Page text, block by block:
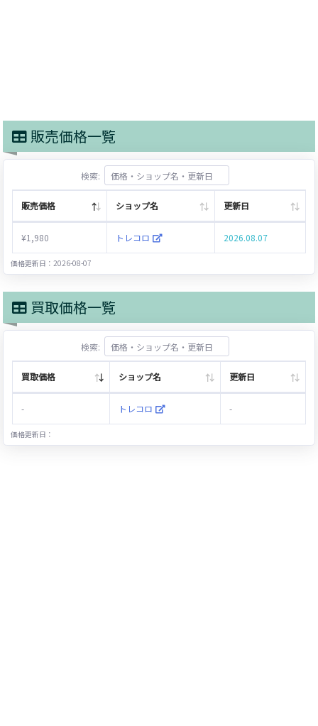
販売価格一覧
検索:
販売価格 ショップ名 更新日
¥1,980 トレコロ 2026.08.07
価格更新日：2026-08-07
買取価格一覧
検索:
買取価格 ショップ名 更新日
- トレコロ -
価格更新日：